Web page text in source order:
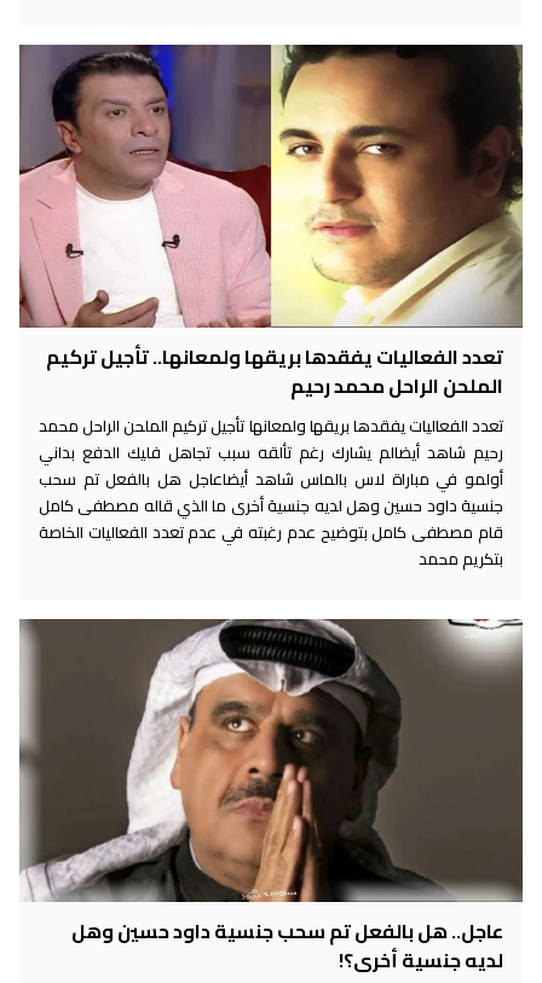
تعدد الفعاليات يفقدها بريقها ولمعانها.. تأجيل تركيم
الملحن الراحل محمد رحيم
تعدد الفعاليات يفقدها بريقها ولمعانها تأجيل تركيم الملحن الراحل محمد
رحيم شاهد أيضالم يشارك رغم تألقه سبب تجاهل فليك الدفع بداني
أولمو في مباراة لاس بالماس شاهد أيضاعاجل هل بالفعل تم سحب
جنسية داود حسين وهل لديه جنسية أخرى ما الذي قاله مصطفى كامل
قام مصطفى كامل بتوضيح عدم رغبته في عدم تعدد الفعاليات الخاصة
بتكريم محمد
عاجل.. هل بالفعل تم سحب جنسية داود حسين وهل
لديه جنسية أخرى؟!